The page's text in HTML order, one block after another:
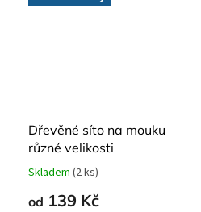
Dřevěné síto na mouku
různé velikosti
Průměrné
produktu
Skladem (2 ks)
od 139 Kč